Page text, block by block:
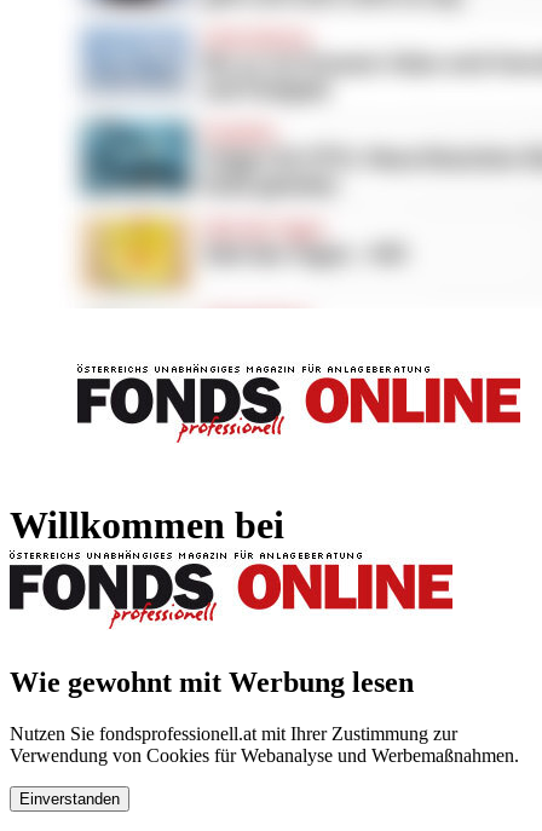
Willkommen bei
Wie gewohnt mit Werbung lesen
Nutzen Sie fondsprofessionell.at mit Ihrer Zustimmung zur
Verwendung von Cookies für Webanalyse und Werbemaßnahmen.
Einverstanden